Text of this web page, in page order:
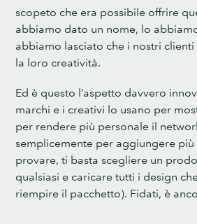
scopeto che era possibile offrire
abbiamo dato un nome, lo
abbiamo lasciato che i nostri clienti
la loro creatività.
Ed è questo l’aspetto davvero
marchi e i creativi lo usano per
per rendere più personale il
semplicemente per aggiungere più
provare, ti basta scegliere un
qualsiasi e caricare tutti i design
riempire il pacchetto). Fidati, è